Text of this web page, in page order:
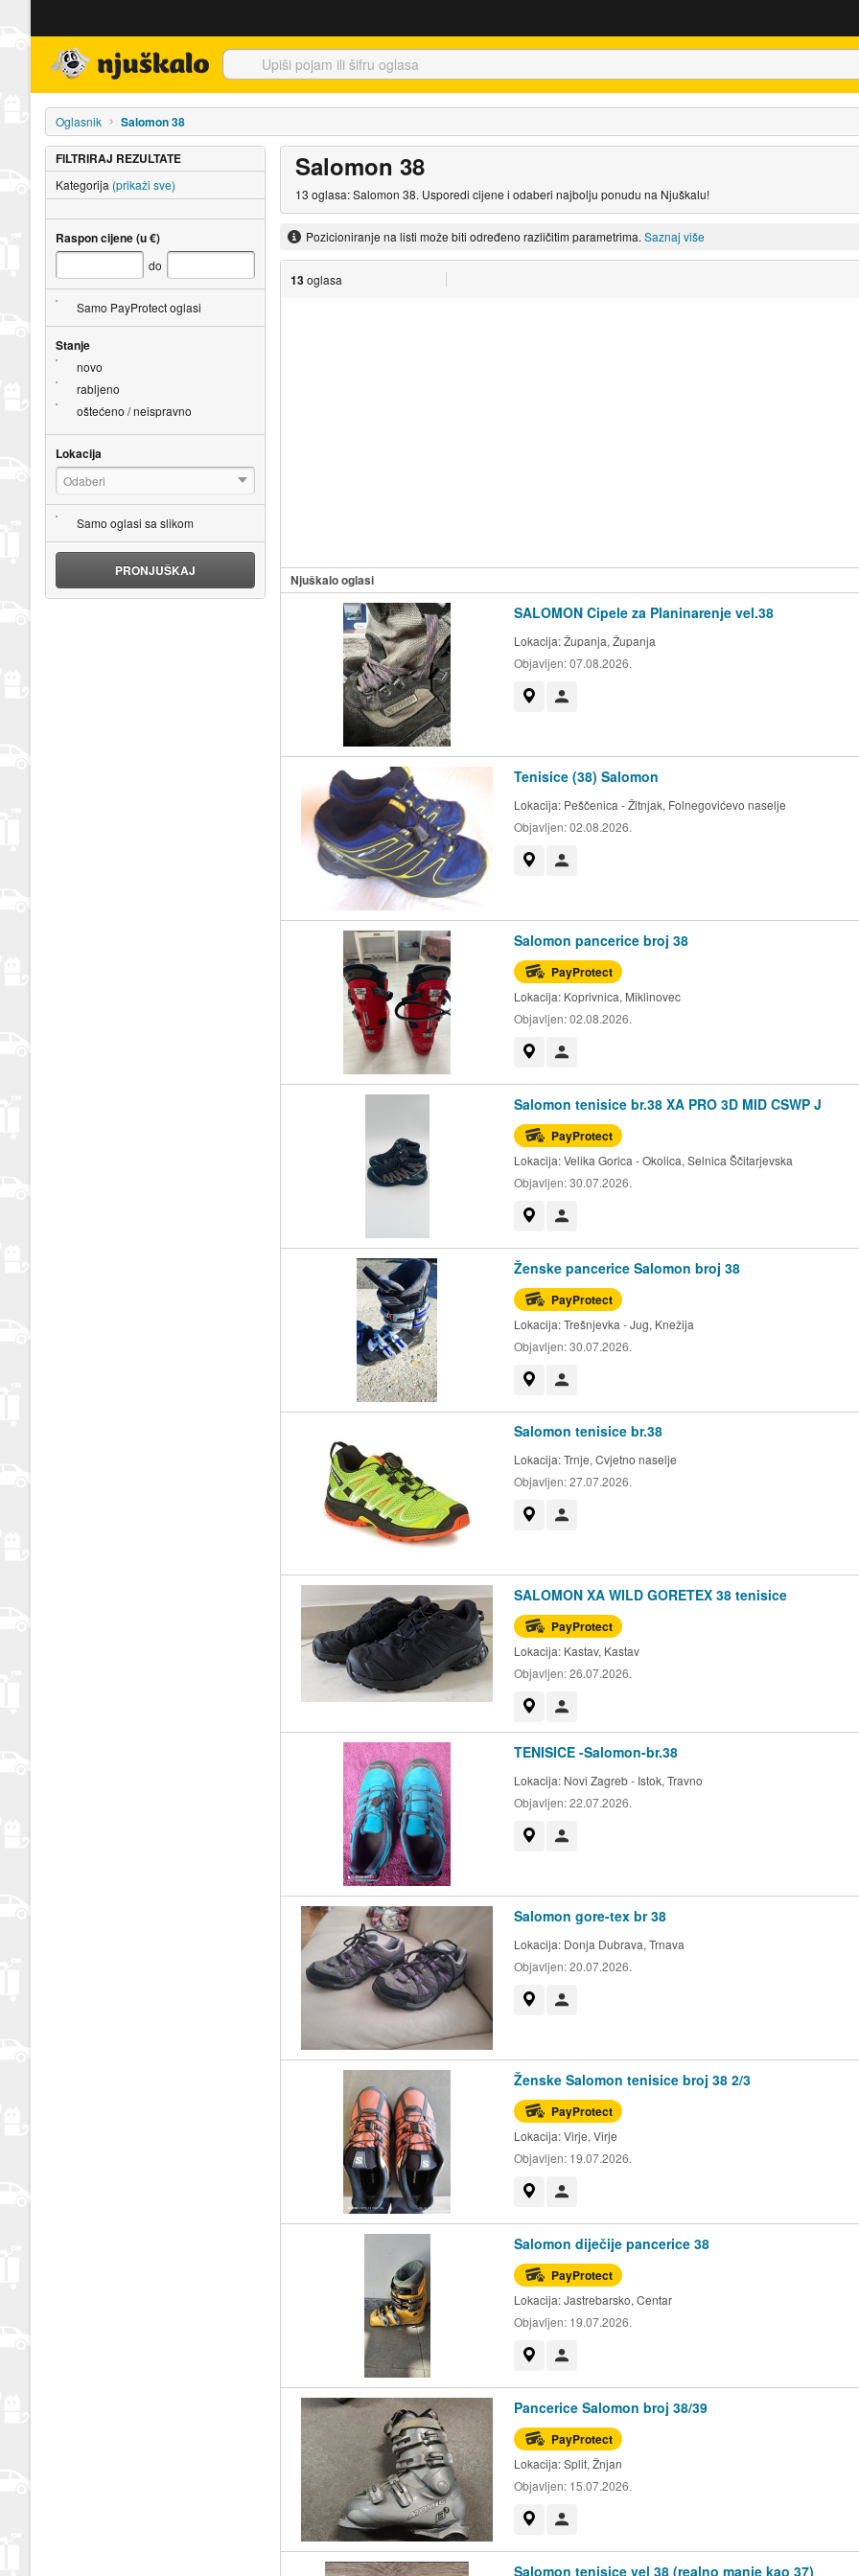
Oglasnik Salomon 38
Salomon 38
13 oglasa: Salomon 38. Usporedi cijene i odaberi najbolju ponudu na Njuškalu!
Pozicioniranje na listi može biti određeno različitim parametrima. Saznaj više
13oglasa
Njuškalo oglasi
SALOMON Cipele za Planinarenje vel.38
Lokacija:Županja, Županja
Objavljen:07.08.2026.
Tenisice (38) Salomon
Lokacija: Peščenica - Žitnjak, Folnegovićevo naselje
Objavljen:02.08.2026.
Salomon pancerice broj 38
PayProtect
Lokacija: Koprivnica, Miklinovec
Objavljen:02.08.2026.
Salomon tenisice br.38 XA PRO 3D MID CSWP J
PayProtect
Lokacija:Velika Gorica - Okolica, Selnica Ščitarjevska
Objavljen:30.07.2026.
Ženske pancerice Salomon broj 38
PayProtect
Lokacija:Trešnjevka - Jug, Knežija
Objavljen:30.07.2026.
Salomon tenisice br.38
Lokacija:Trnje, Cvjetno naselje
Objavljen:27.07.2026.
SALOMON XA WILD GORETEX 38 tenisice
PayProtect
Lokacija: Kastav, Kastav
Objavljen:26.07.2026.
TENISICE -Salomon-br.38
Lokacija: Novi Zagreb - Istok, Travno
Objavljen:22.07.2026.
Salomon gore-tex br 38
Lokacija: Donja Dubrava, Trnava
Objavljen:20.07.2026.
Ženske Salomon tenisice broj 38 2/3
PayProtect
Lokacija:Virje, Virje
Objavljen: 19.07.2026.
Salomon diječije pancerice 38
PayProtect
Lokacija:Jastrebarsko, Centar
Objavljen: 19.07.2026.
Pancerice Salomon broj 38/39
PayProtect
Lokacija:Split, Žnjan
Objavljen: 15.07.2026.
Salomon tenisice vel 38 (realno manje kao 37)
FILTRIRAJ REZULTATE
Kategorija (prikaži sve)
Raspon cijene (u €)
do
Samo PayProtect oglasi
Stanje
novo
rabljeno
oštećeno / neispravno
Lokacija
Odaberi
Samo oglasi sa slikom
PRONJUŠKAJ